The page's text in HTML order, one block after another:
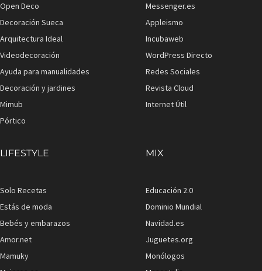
Open Deco
Decoración Sueca
Arquitectura Ideal
Videodecoración
Ayuda para manualidades
Decoración y jardines
Mimub
Pórtico
Messenger.es
Appleismo
Incubaweb
WordPress Directo
Redes Sociales
Revista Cloud
Internet Útil
LIFESTYLE
Solo Recetas
Estás de moda
Bebés y embarazos
Amor.net
Mamuky
MIX
Educación 2.0
Dominio Mundial
Navidad.es
Juguetes.org
Monólogos